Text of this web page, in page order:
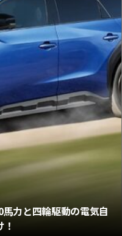
馬力と四輪駆動の電気自